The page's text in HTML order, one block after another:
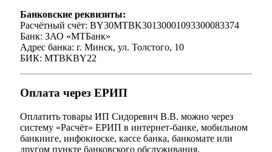
Банковские реквизиты:
Расчётный счёт: BY30MTBK30130001093300083374
Банк: ЗАО «МТБанк»
Адрес банка: г. Минск, ул. Толстого, 10
БИК: MTBKBY22
Оплата через ЕРИП
Оплатить товары ИП Сидоревич В.В. можно через
систему «Расчёт» ЕРИП в интернет-банке, мобильном
банкинге, инфокиоске, кассе банка, банкомате или
другом пункте банковского обслуживания.